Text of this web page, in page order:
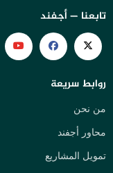
تابعنا — أجفند
روابط سريعة
من نحن
محاور أجفند
تمويل المشاريع